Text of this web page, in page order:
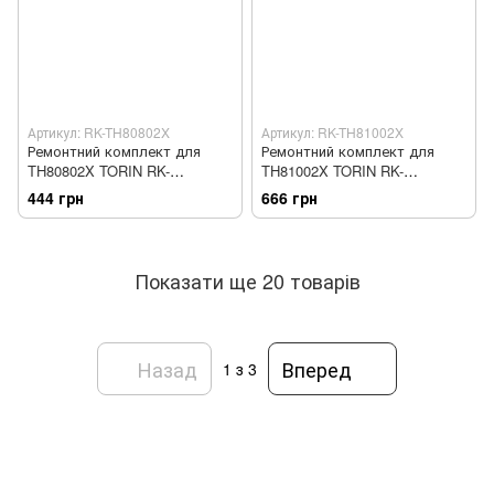
Артикул: RK-TH80802X
Ремонтний комплект для
TH80802X TORIN RK-
TH80802X
444 грн
Артикул: RK-TH81002X
Ремонтний комплект для
TH81002X TORIN RK-
TH81002X
666 грн
Показати ще 20 товарів
Назад 1 з 3 Вперед